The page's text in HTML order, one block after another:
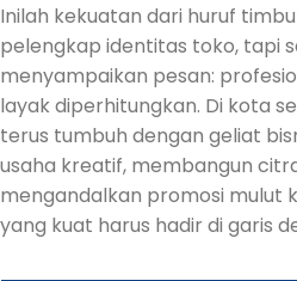
Inilah kekuatan dari huruf
pelengkap identitas toko, tapi
menyampaikan pesan:
layak diperhitungkan. Di kota
terus tumbuh dengan geliat
usaha kreatif, membangun
mengandalkan promosi mulut
yang kuat harus hadir di garis